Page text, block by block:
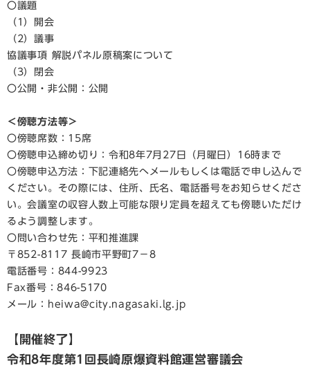
〇議題
（1）開会
（2）議事
協議事項 解説パネル原稿案について
（3）閉会
〇公開・非公開：公開
＜傍聴方法等＞
〇傍聴席数：15席
〇傍聴申込締め切り：令和8年7月27日（月曜日）16時まで
〇傍聴申込方法：下記連絡先へメールもしくは電話で申し込んで
ください。その際には、住所、氏名、電話番号をお知らせくださ
い。会議室の収容人数上可能な限り定員を超えても傍聴いただけ
るよう調整します。
〇問い合わせ先：平和推進課
〒852-8117 長崎市平野町7－8
電話番号：844-9923
Fax番号：846-5170
メール：heiwa@city.nagasaki.lg.jp
【開催終了】
令和8年度第1回長崎原爆資料館運営審議会